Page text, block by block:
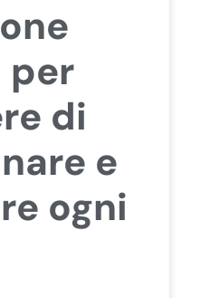
per
di
e
ogni